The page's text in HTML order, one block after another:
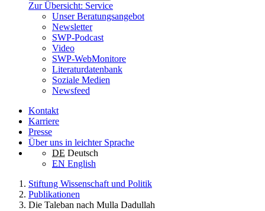
Zur Übersicht: Service
Unser Beratungsangebot
Newsletter
SWP-Podcast
Video
SWP-WebMonitore
Literaturdatenbank
Soziale Medien
Newsfeed
Kontakt
Karriere
Presse
Über uns in leichter Sprache
DE Deutsch
EN English
Stiftung Wissenschaft und Politik
Publikationen
Die Taleban nach Mulla Dadullah